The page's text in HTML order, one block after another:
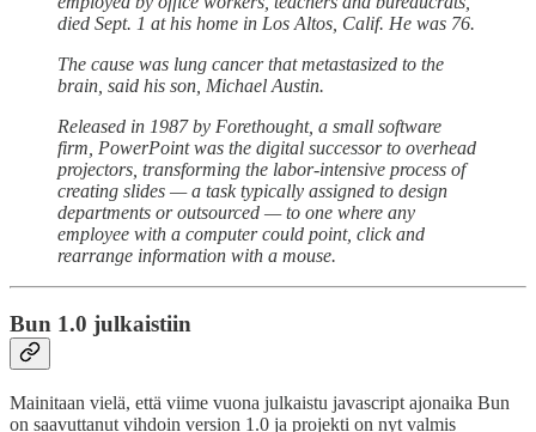
died Sept. 1 at his home in Los Altos, Calif. He was 76.
The cause was lung cancer that metastasized to the
brain, said his son, Michael Austin.
Released in 1987 by Forethought, a small software
firm, PowerPoint was the digital successor to overhead
projectors, transforming the labor-intensive process of
creating slides — a task typically assigned to design
departments or outsourced — to one where any
employee with a computer could point, click and
rearrange information with a mouse.
Bun 1.0 julkaistiin
Mainitaan vielä, että viime vuona julkaistu javascript ajonaika Bun
on saavuttanut vihdoin version 1.0 ja projekti on nyt valmis